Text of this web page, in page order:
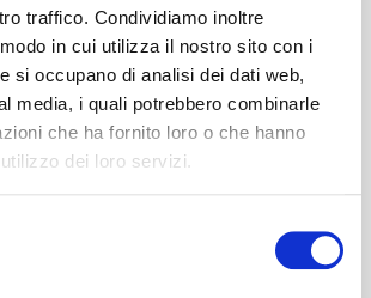
traffico. Condividiamo inoltre
in cui utilizza il nostro sito con i
si occupano di analisi dei dati web,
media, i quali potrebbero combinarle
che ha fornito loro o che hanno
dei loro servizi.